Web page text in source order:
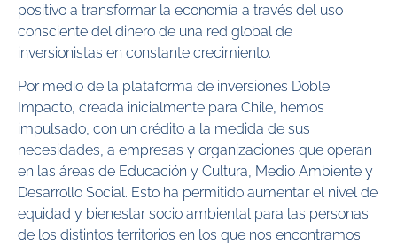
positivo a transformar la economía a través del uso
consciente del dinero de una red global de
inversionistas en constante crecimiento.
Por medio de la plataforma de inversiones Doble
Impacto, creada inicialmente para Chile, hemos
impulsado, con un crédito a la medida de sus
necesidades, a empresas y organizaciones que operan
en las áreas de Educación y Cultura, Medio Ambiente y
Desarrollo Social. Esto ha permitido aumentar el nivel de
equidad y bienestar socio ambiental para las personas
de los distintos territorios en los que nos encontramos